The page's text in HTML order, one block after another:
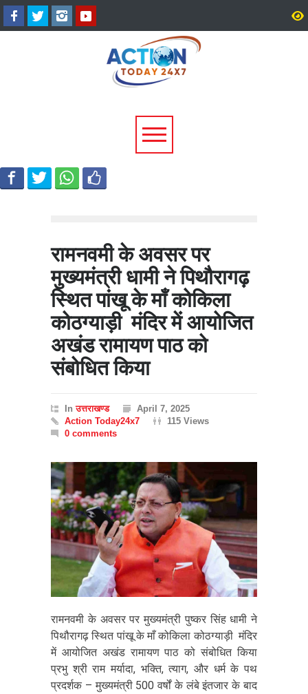
चारधाम यात्रा होगी और सुगम,
कर्णप्रयाग और सिमली में आधुनिक
पार्किंग परियोजनाओं को मिली रफ्तार
रामनवमी के अवसर पर
मुख्यमंत्री धामी ने पिथौरागढ़
स्थित पांखू के माँ कोकिला
कोठग्याड़ी मंदिर में आयोजित
अखंड रामायण पाठ को
संबोधित किया
Inउत्तराखण्ड
April 7, 2025
Action Today24x7
115 Views
0 comments
रामनवमी के अवसर पर मुख्यमंत्री पुष्कर सिंह धामी ने
पिथौरागढ़ स्थित पांखू के माँ कोकिला कोठग्याड़ी मंदिर
में आयोजित अखंड रामायण पाठ को संबोधित किया
प्रभु श्री राम मर्यादा, भक्ति, त्याग, और धर्म के पथ
प्रदर्शक – मुख्यमंत्री 500 वर्षों के लंबे इंतजार के बाद